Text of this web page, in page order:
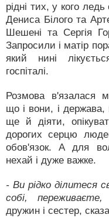
рідні тих, у кого
Дениса Білого та
Шешені та Сергія
Запросили і матір
який нині
госпіталі.
Розмова в'язалася
що і вони, і держава,
ще й діяти,
дорогих серцю
обов'язок. А для
нехай і дуже важке.
- Ви рідко ділитеся
собі, переживаєте,
дружин і сестер,